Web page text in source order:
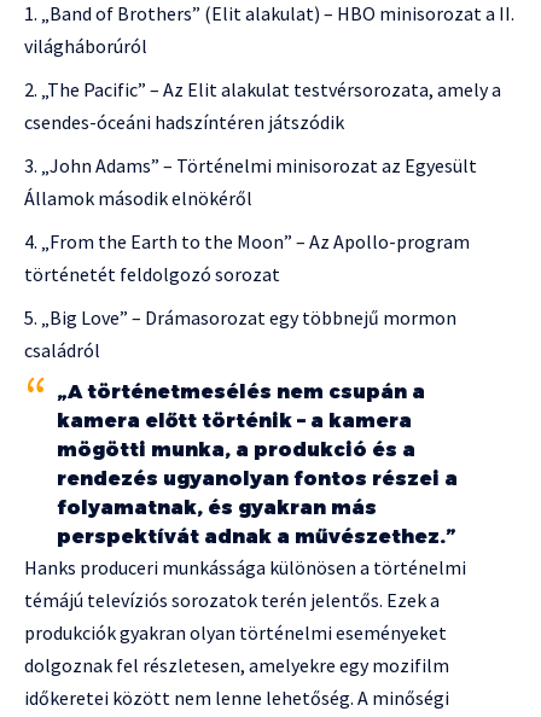
„Band of Brothers” (Elit alakulat) – HBO minisorozat a II.
világháborúról
„The Pacific” – Az Elit alakulat testvérsorozata, amely a
csendes-óceáni hadszíntéren játszódik
„John Adams” – Történelmi minisorozat az Egyesült
Államok második elnökéről
„From the Earth to the Moon” – Az Apollo-program
történetét feldolgozó sorozat
„Big Love” – Drámasorozat egy többnejű mormon
családról
„A történetmesélés nem csupán a
kamera előtt történik – a kamera
mögötti munka, a produkció és a
rendezés ugyanolyan fontos részei a
folyamatnak, és gyakran más
perspektívát adnak a művészethez.”
Hanks produceri munkássága különösen a történelmi
témájú televíziós sorozatok terén jelentős. Ezek a
produkciók gyakran olyan történelmi eseményeket
dolgoznak fel részletesen, amelyekre egy mozifilm
időkeretei között nem lenne lehetőség. A minőségi